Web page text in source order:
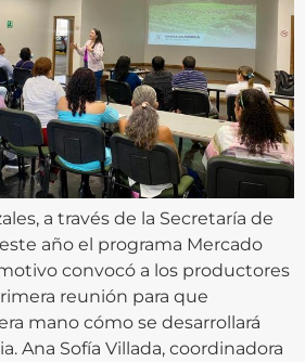
a través de la Secretaría de
año el programa Mercado
convocó a los productores
reunión para que
mano cómo se desarrollará
Ana Sofía Villada, coordinadora